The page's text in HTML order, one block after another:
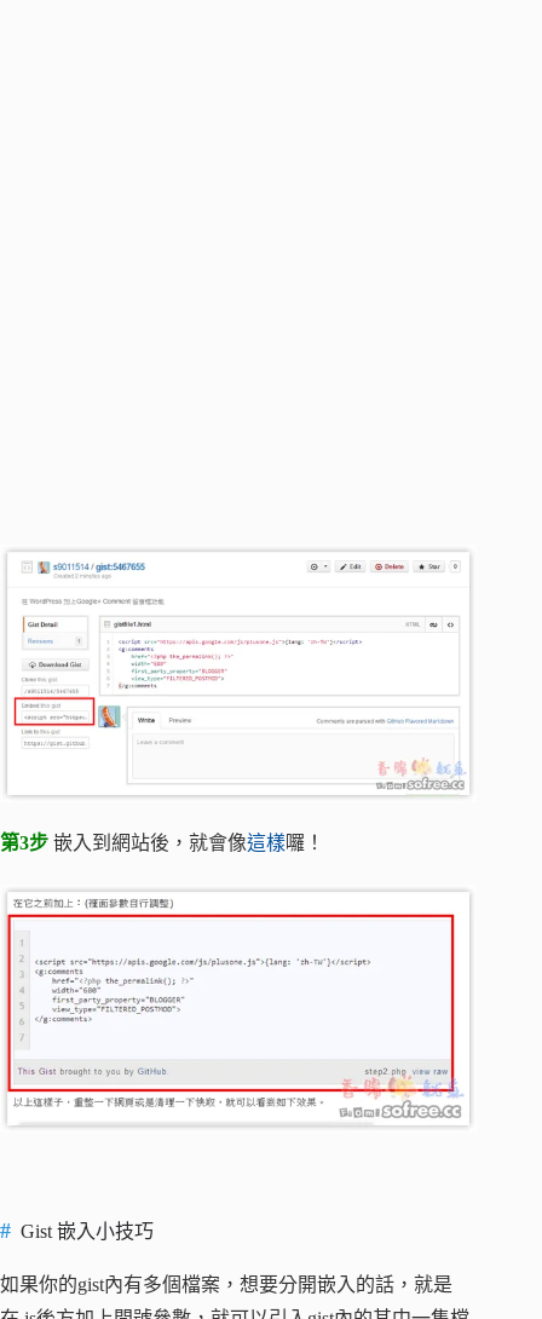
第3步 嵌入到網站後，就會像這樣囉！
Gist 嵌入小技巧
如果你的gist內有多個檔案，想要分開嵌入的話，就是